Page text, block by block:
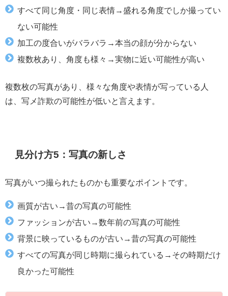
すべて同じ角度・同じ表情→盛れる角度でしか撮ってい
ない可能性
加工の度合いがバラバラ→本当の顔が分からない
複数枚あり、角度も様々→実物に近い可能性が高い
複数枚の写真があり、様々な角度や表情が写っている人
は、写メ詐欺の可能性が低いと言えます。
見分け方5：写真の新しさ
写真がいつ撮られたものかも重要なポイントです。
画質が古い→昔の写真の可能性
ファッションが古い→数年前の写真の可能性
背景に映っているものが古い→昔の写真の可能性
すべての写真が同じ時期に撮られている→その時期だけ
良かった可能性